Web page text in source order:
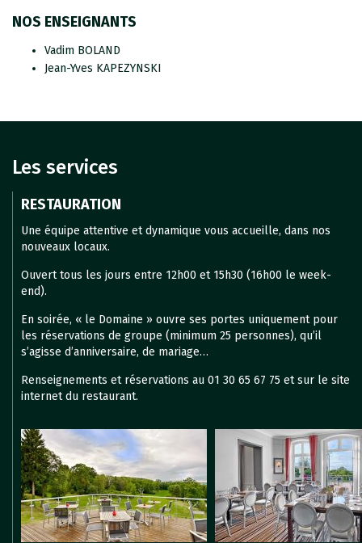
NOS ENSEIGNANTS
Vadim BOLAND
Jean-Yves KAPEZYNSKI
Les services
RESTAURATION
Une équipe attentive et dynamique vous accueille, dans nos
nouveaux locaux.
Ouvert tous les jours entre 12h00 et 15h30 (16h00 le week-
end).
En soirée, « le Domaine » ouvre ses portes uniquement pour
les réservations de groupe (minimum 25 personnes), qu’il
s’agisse d’anniversaire, de mariage…
Renseignements et réservations au 01 30 65 67 75 et sur le site
internet du restaurant.